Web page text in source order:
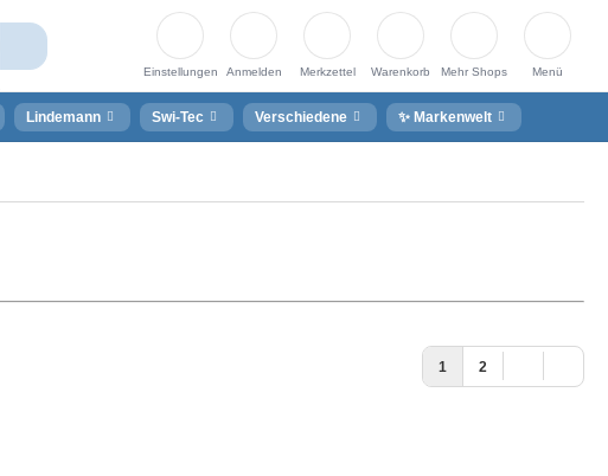
Einstellungen Anmelden Merkzettel Warenkorb Mehr Shops Menü
Lindemann Swi-Tec Verschiedene ✨ Markenwelt
1 2